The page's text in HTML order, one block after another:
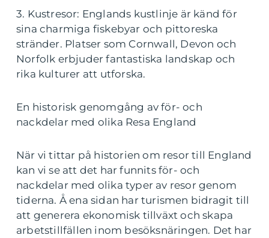
3. Kustresor: Englands kustlinje är känd för
sina charmiga fiskebyar och pittoreska
stränder. Platser som Cornwall, Devon och
Norfolk erbjuder fantastiska landskap och
rika kulturer att utforska.
En historisk genomgång av för- och
nackdelar med olika Resa England
När vi tittar på historien om resor till England
kan vi se att det har funnits för- och
nackdelar med olika typer av resor genom
tiderna. Å ena sidan har turismen bidragit till
att generera ekonomisk tillväxt och skapa
arbetstillfällen inom besöksnäringen. Det har